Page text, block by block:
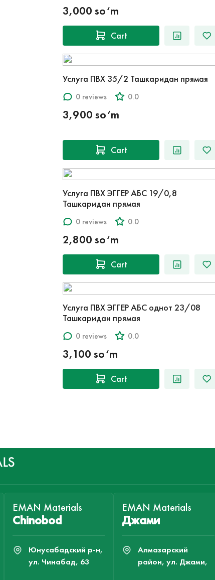
3,000 so‘m
Cart
Услуга ПВХ 35/2 Ташкаридан прямая
0 reviews 0.0
3,900 so‘m
Cart
Услуга ПВХ ЭГГЕР АБС 19/0,8
Ташкаридан прямая
0 reviews 0.0
2,800 so‘m
Cart
Услуга ПВХ ЭГГЕР АБС однот 23/08
Ташкаридан прямая
0 reviews 0.0
3,100 so‘m
Cart
EMAN Materials
Chinobod
Юнусабадский р-н,
ул. Чинабад, 63
EMAN Materials
Джами
Алмазарский
район, ул. Джами,